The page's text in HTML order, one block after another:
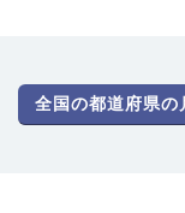
全国の都道府県の